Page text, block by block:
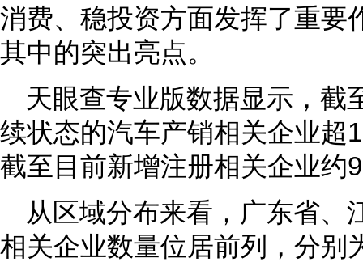
消费、稳投资方面发挥了重要
其中的突出亮点。
天眼查专业版数据显示，截
续状态的汽车产销相关企业超
截至目前新增注册相关企业约
从区域分布来看，广东省、
相关企业数量位居前列，分别